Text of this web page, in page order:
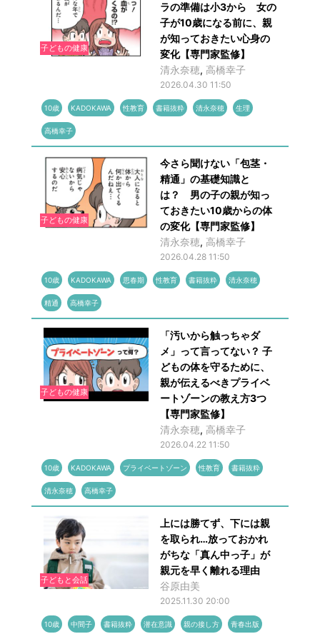
子どもの健康
ラの準備は小3から 女の
子が10歳になる前に、親
が知っておきたい心身の
変化【専門家監修】
清永奈穂, 高橋幸子
2026.04.30 11:50
10歳 KADOKAWA 性教育 書籍抜粋 清永奈穂 生理
高橋幸子
子どもの健康
今さら聞けない「包茎・
精通」の基礎知識と
は？ 男の子の親が知っ
ておきたい10歳からの体
の変化【専門家監修】
清永奈穂, 高橋幸子
2026.04.28 11:50
10歳 KADOKAWA 思春期 性教育 書籍抜粋 清永奈穂
精通 高橋幸子
子どもの健康
「汚いから触っちゃダ
メ」って言ってない？ 子
どもの体を守るために、
親が伝えるべきプライベ
ートゾーンの教え方3つ
【専門家監修】
清永奈穂, 高橋幸子
2026.04.22 11:50
10歳 KADOKAWA プライベートゾーン 性教育 書籍抜粋
清永奈穂 高橋幸子
子どもと会話
上には勝てず、下には親
を取られ…放っておかれ
がちな「真ん中っ子」が
親元を早く離れる理由
谷原由美
2025.11.30 20:00
10歳 中間子 書籍抜粋 潜在意識 親の接し方 青春出版